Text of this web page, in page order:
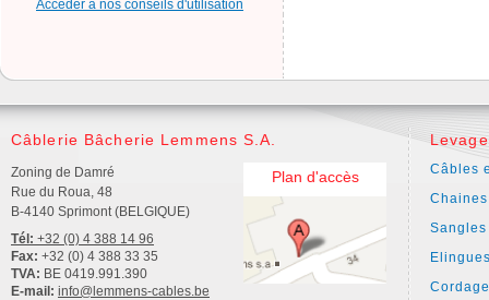
Accèder à nos conseils d'utilisation
Câblerie Bâcherie Lemmens S.A.
Plan d'accès
Zoning de Damré
Rue du Roua, 48
B-4140 Sprimont (BELGIQUE)
Tél: +32 (0) 4 388 14 96
Fax: +32 (0) 4 388 33 35
TVA: BE 0419.991.390
E-mail: info@lemmens-cables.be
Câbles